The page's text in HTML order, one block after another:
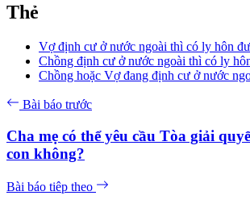
Thẻ
Vợ định cư ở nước ngoài thì có ly hôn
Chồng định cư ở nước ngoài thì có ly
Chồng hoặc Vợ đang định cư ở nước
Bài báo trước
Cha mẹ có thể yêu cầu Tòa giải
con không?
Bài báo tiêp theo